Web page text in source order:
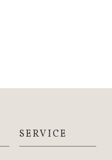
SERVICE